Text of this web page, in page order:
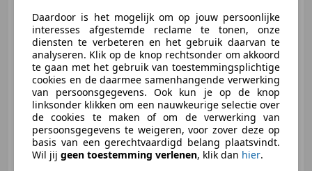
€ 11.750
07/2013 132.573 km Benzine
115 kW (156 PK)
Igam Automobielen
Daardoor is het mogelijk om op jouw persoonlijke
interesses afgestemde reclame te tonen, onze
diensten te verbeteren en het gebruik daarvan te
analyseren. Klik op de knop rechtsonder om akkoord
te gaan met het gebruik van toestemmingsplichtige
cookies en de daarmee samenhangende verwerking
van persoonsgegevens. Ook kun je op de knop
linksonder klikken om een nauwkeurige selectie over
de cookies te maken of om de verwerking van
persoonsgegevens te weigeren, voor zover deze op
basis van een gerechtvaardigd belang plaatsvindt.
Wil jij geen toestemming verlenen, klik dan hier.